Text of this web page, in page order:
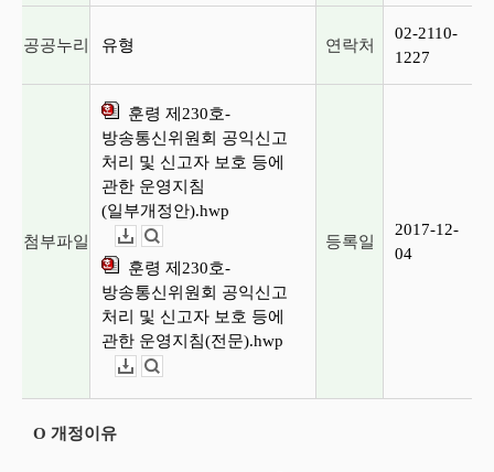
공공누리 유형 연락처
02-2110-
1227
첨부파일
훈령 제230호-
방송통신위원회 공익신고
처리 및 신고자 보호 등에
관한 운영지침
(일부개정안).hwp
훈령 제230호-
방송통신위원회 공익신고
처리 및 신고자 보호 등에
관한 운영지침(전문).hwp
등록일
2017-12-
04
O 개정이유